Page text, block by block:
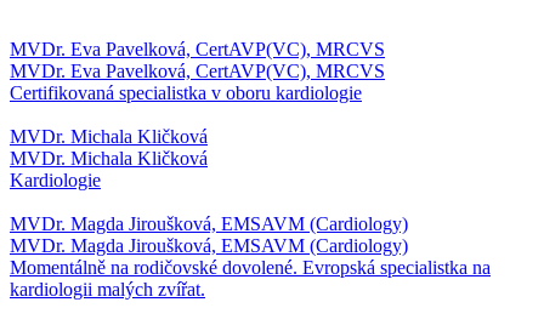
MVDr. Eva Pavelková, CertAVP(VC), MRCVS
MVDr. Eva Pavelková, CertAVP(VC), MRCVS
Certifikovaná specialistka v oboru kardiologie
MVDr. Michala Kličková
MVDr. Michala Kličková
Kardiologie
MVDr. Magda Jiroušková, EMSAVM (Cardiology)
MVDr. Magda Jiroušková, EMSAVM (Cardiology)
Momentálně na rodičovské dovolené. Evropská specialistka na
kardiologii malých zvířat.